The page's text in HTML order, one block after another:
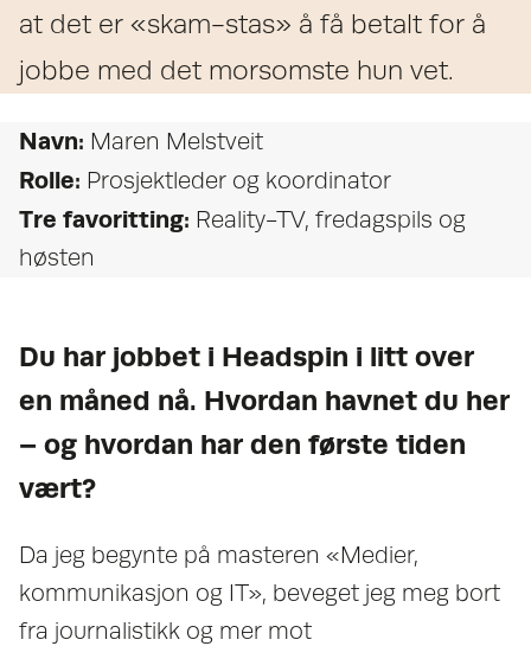
at det er «skam-stas» å få betalt for å
jobbe med det morsomste hun vet.
Navn: Maren Melstveit
Rolle: Prosjektleder og koordinator
Tre favoritting: Reality-TV, fredagspils og
høsten
Du har jobbet i Headspin i litt over
en måned nå. Hvordan havnet du her
– og hvordan har den første tiden
vært?
Da jeg begynte på masteren «Medier,
kommunikasjon og IT», beveget jeg meg bort
fra journalistikk og mer mot